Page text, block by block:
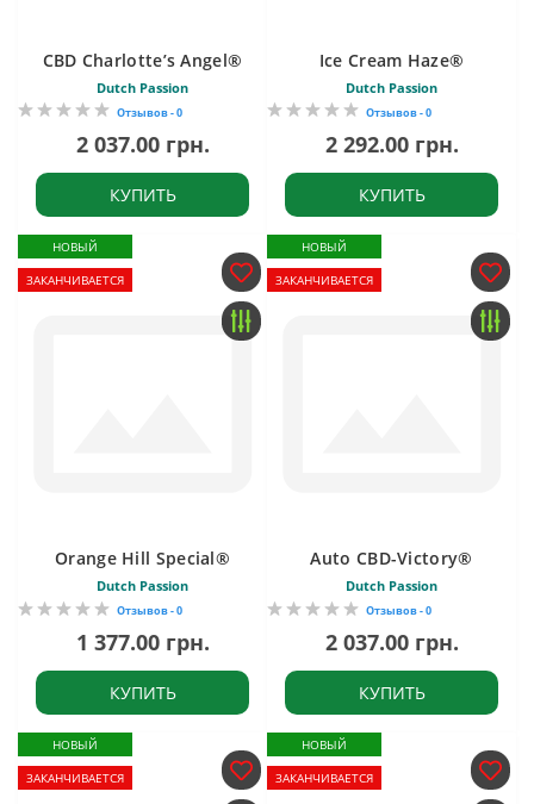
CBD Charlotte’s Angel®
Dutch Passion
Отзывов - 0
2 037.00 грн.
КУПИТЬ
Ice Cream Haze®
Dutch Passion
Отзывов - 0
2 292.00 грн.
КУПИТЬ
НОВЫЙ
ЗАКАНЧИВАЕТСЯ
Orange Hill Special®
Dutch Passion
Отзывов - 0
1 377.00 грн.
КУПИТЬ
НОВЫЙ
ЗАКАНЧИВАЕТСЯ
Auto CBD-Victory®
Dutch Passion
Отзывов - 0
2 037.00 грн.
КУПИТЬ
НОВЫЙ
ЗАКАНЧИВАЕТСЯ
НОВЫЙ
ЗАКАНЧИВАЕТСЯ